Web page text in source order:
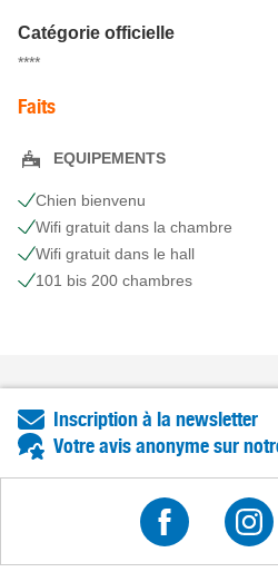
Catégorie officielle
****
Faits
EQUIPEMENTS
Chien bienvenu
Wifi gratuit dans la chambre
Wifi gratuit dans le hall
101 bis 200 chambres
Inscription à la newsletter
Votre avis anonyme sur